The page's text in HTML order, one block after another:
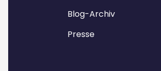
Blog-Archiv
Presse